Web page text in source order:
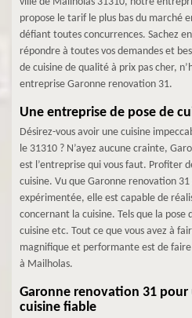
propose le tarif le plus bas du marché
défiant toutes concurrences. Sachez
répondre à toutes vos demandes et
de cuisine de qualité à prix pas cher,
entreprise Garonne renovation 31.
Une entreprise de pose de
Désirez-vous avoir une cuisine
le 31310 ? N’ayez aucune crainte,
est l’entreprise qui vous faut. Profiter
cuisine. Vu que Garonne renovation
expérimentée, elle est capable de
concernant la cuisine. Tels que la pose
cuisine etc. Tout ce que vous avez à
magnifique et performante est de
à Mailholas.
Garonne renovation 31
cuisine fiable